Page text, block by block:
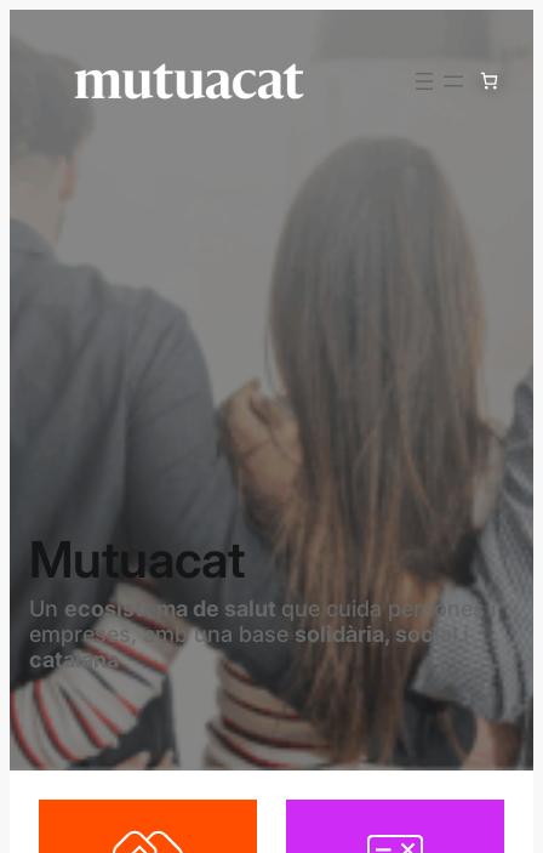
contingut
Mutuacat
Un ecosistema de salut que cuida persones i
empreses, amb una base solidària, social i
catalana
assegurança